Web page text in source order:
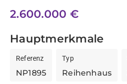
2.600.000 €
Hauptmerkmale
Referenz
NP1895
Typ
Reihenhaus